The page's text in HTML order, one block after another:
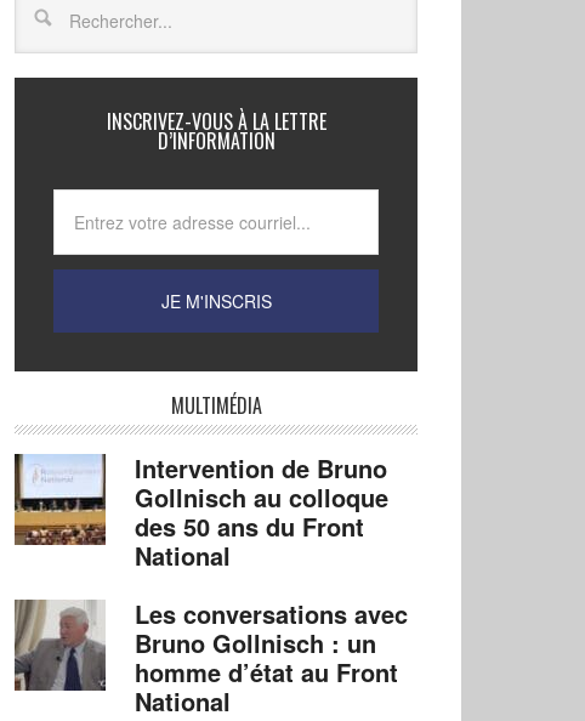
INSCRIVEZ-VOUS À LA LETTRE
D’INFORMATION
MULTIMÉDIA
Intervention de Bruno
Gollnisch au colloque
des 50 ans du Front
National
Les conversations avec
Bruno Gollnisch : un
homme d’état au Front
National